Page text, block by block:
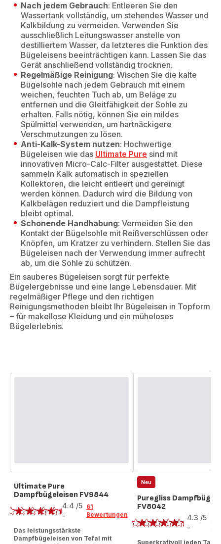
Nach jedem Gebrauch: Entleeren Sie den
Wassertank vollständig, um stehendes Wasser und
Kalkbildung zu vermeiden. Verwenden Sie
ausschließlich Leitungswasser anstelle von
destilliertem Wasser, da letzteres die Funktion des
Bügeleisens beeinträchtigen kann. Lassen Sie das
Gerät anschließend vollständig trocknen.
Regelmäßige Reinigung: Wischen Sie die kalte
Bügelsohle nach jedem Gebrauch mit einem
weichen, feuchten Tuch ab, um Beläge zu
entfernen und die Gleitfähigkeit der Sohle zu
erhalten. Falls nötig, können Sie ein mildes
Spülmittel verwenden, um hartnäckigere
Verschmutzungen zu lösen.
Anti-Kalk-System nutzen: Hochwertige
Bügeleisen wie das Ultimate Pure sind mit
innovativen Micro-Calc-Filter ausgestattet. Diese
sammeln Kalk automatisch in speziellen
Kollektoren, die leicht entleert und gereinigt
werden können. Dadurch wird die Bildung von
Kalkbelägen reduziert und die Dampfleistung
bleibt optimal.
Schonende Handhabung: Vermeiden Sie den
Kontakt der Bügelsohle mit Reißverschlüssen oder
Knöpfen, um Kratzer zu verhindern. Stellen Sie das
Bügeleisen nach der Verwendung immer aufrecht
ab, um die Sohle zu schützen.
Ein sauberes Bügeleisen sorgt für perfekte
Bügelergebnisse und eine lange Lebensdauer. Mit
regelmäßiger Pflege und den richtigen
Reinigungsmethoden bleibt Ihr Bügeleisen in Topform
– für makellose Kleidung und ein müheloses
Bügelerlebnis.
Ultimate Pure
Dampfbügeleisen FV9844
Bewertung
4.4 /5
-
61
Bewertungen
Das leistungsstärkste
Dampfbügeleisen von Tefal mit
Neu
Puregliss
FV8042
Bewertung
4.3 /5
-
Superkraftvoll jeden Tag